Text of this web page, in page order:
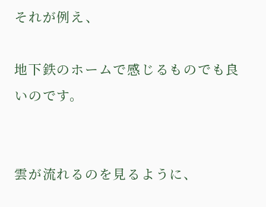
それが例え、
地下鉄のホームで感じるものでも良
いのです。
雲が流れるのを見るように、